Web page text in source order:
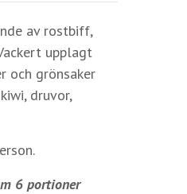
av rostbiff,
upplagt
och grönsaker
druvor,
6 portioner